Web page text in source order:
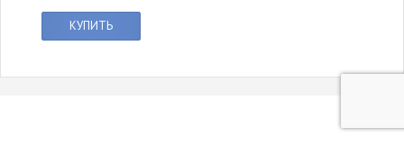
КУПИТЬ